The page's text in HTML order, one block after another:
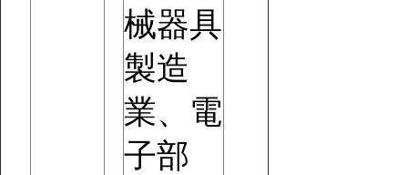
械器具
製造
業、電
子部